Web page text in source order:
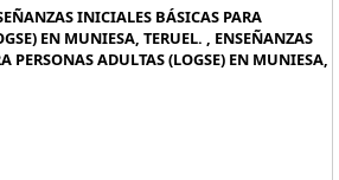
INICIALES BÁSICAS PARA
EN MUNIESA, TERUEL. , ENSEÑANZAS
PERSONAS ADULTAS (LOGSE) EN MUNIESA,